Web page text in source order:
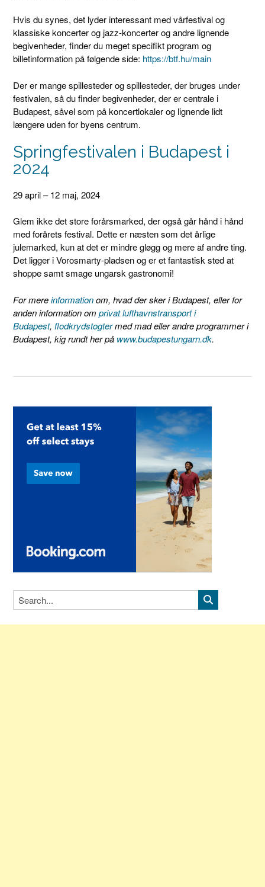
Hvis du synes, det lyder interessant med vårfestival og
klassiske koncerter og jazz-koncerter og andre lignende
begivenheder, finder du meget specifikt program og
billetinformation på følgende side: https://btf.hu/main
Der er mange spillesteder og spillesteder, der bruges under
festivalen, så du finder begivenheder, der er centrale i
Budapest, såvel som på koncertlokaler og lignende lidt
længere uden for byens centrum.
Springfestivalen i Budapest i
2024
29 april – 12 maj, 2024
Glem ikke det store forårsmarked, der også går hånd i hånd
med forårets festival. Dette er næsten som det årlige
julemarked, kun at det er mindre gløgg og mere af andre ting.
Det ligger i Vorosmarty-pladsen og er et fantastisk sted at
shoppe samt smage ungarsk gastronomi!
For mereinformationom, hvad der sker i Budapest, eller for
anden information om privat lufthavnstransport i
Budapest, flodkrydstogtermed mad eller andre programmer i
Budapest, kig rundt her på www.budapestungarn.dk.